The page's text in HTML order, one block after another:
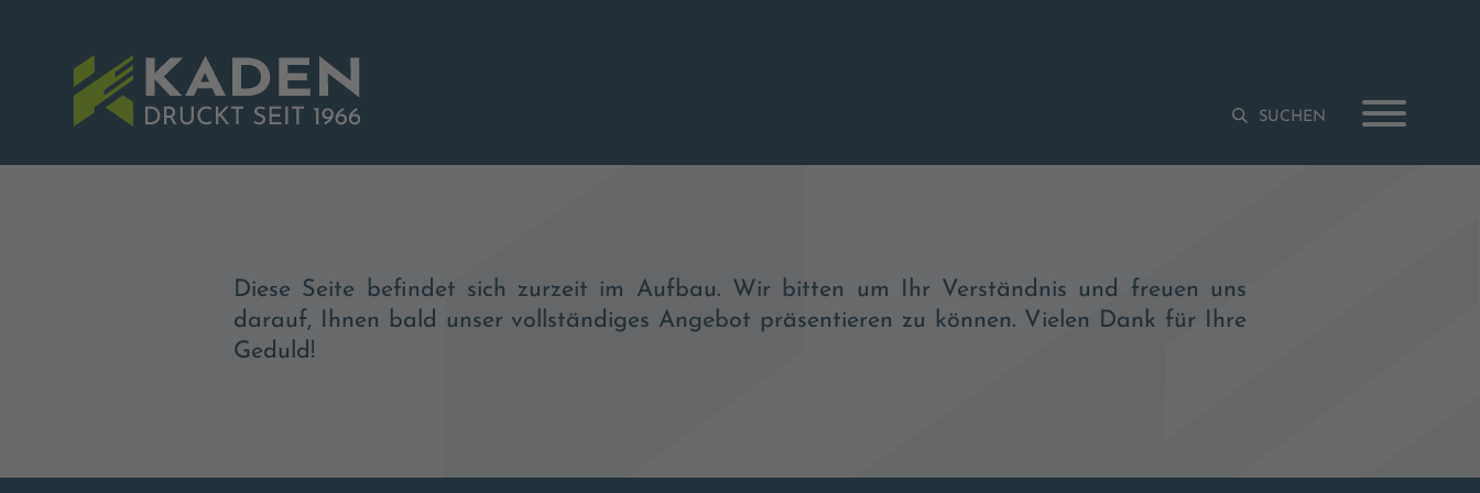
Suchbegriffe
SUCHEN
Diese Seite befindet sich zurzeit im Aufbau. Wir bitten um Ihr Verständnis und freuen uns
darauf, Ihnen bald unser vollständiges Angebot präsentieren zu können. Vielen Dank für Ihre
Geduld!